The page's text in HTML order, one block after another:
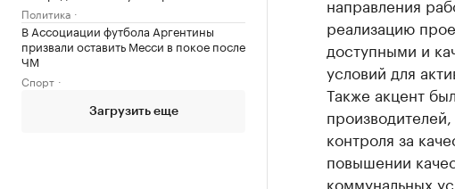
Политика
В Ассоциации футбола Аргентины
призвали оставить Месси в покое после
ЧМ
Спорт
Загрузить еще
реализацию
доступными и
условий для
Также акцент
контроля за
повышении
коммунальных